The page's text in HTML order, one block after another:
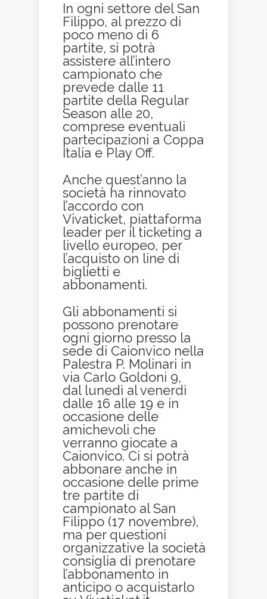
In ogni settore del San
Filippo, al prezzo di
poco meno di 6
partite, si potrà
assistere all’intero
campionato che
prevede dalle 11
partite della Regular
Season alle 20,
comprese eventuali
partecipazioni a Coppa
Italia e Play Off.
Anche quest’anno la
società ha rinnovato
l’accordo con
Vivaticket, piattaforma
leader per il ticketing a
livello europeo, per
l’acquisto on line di
biglietti e
abbonamenti.
Gli abbonamenti si
possono prenotare
ogni giorno presso la
sede di Caionvico nella
Palestra P. Molinari in
via Carlo Goldoni 9,
dal lunedì al venerdì
dalle 16 alle 19 e in
occasione delle
amichevoli che
verranno giocate a
Caionvico. Ci si potrà
abbonare anche in
occasione delle prime
tre partite di
campionato al San
Filippo (17 novembre),
ma per questioni
organizzative la società
consiglia di prenotare
l’abbonamento in
anticipo o acquistarlo